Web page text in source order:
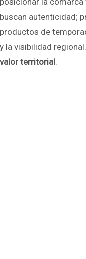
posicionar la
buscan autenticidad;
productos de
y la visibilidad regional.
valor territorial.